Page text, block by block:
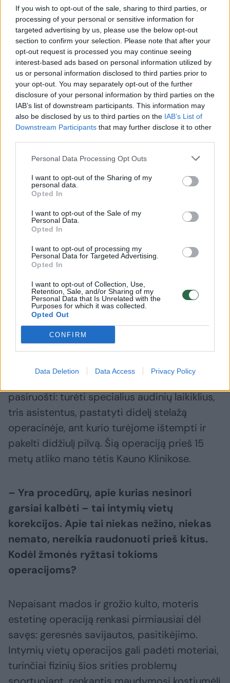
If you wish to opt-out of the sale, sharing to third parties, or
processing of your personal or sensitive information for
targeted advertising by us, please use the below opt-out
section to confirm your selection. Please note that after your
opt-out request is processed you may continue seeing
interest-based ads based on personal information utilized by
us or personal information disclosed to third parties prior to
your opt-out. You may separately opt-out of the further
disclosure of your personal information by third parties on the
IAB’s list of downstream participants. This information may
also be disclosed by us to third parties on the IAB’s List of
Downstream Participants that may further disclose it to other
Personal Data Processing Opt Outs
I want to opt-out of the Sharing of my
personal data.
Opted In
I want to opt-out of the Sale of my
Personal Data.
Opted In
I want to opt-out of processing my
Personal Data for Targeted Advertising.
Opted In
I want to opt-out of Collection, Use,
Retention, Sale, and/or Sharing of my
Personal Data that Is Unrelated with the
Purposes for which it was collected.
Opted Out
CONFIRM
Data Deletion Data Access Privacy Policy
žmogaus kasdienio judėjimo, sporto ir
mitybos įpročių, valingumo, motyvacijos,
amžiaus ir su tuo susijusiu hormonų balanso
pokyčio. Nors paauglė turėtų numesti svorį
keičiant mitybą ar fizinį aktyvumą, svarbu
įvertinti ir jos psichologinę pusiausvyrą, tad
vienareikšmio atsakymo nėra.
Tuo tarpu antrasis variantas yra tipinė
moterų problema, kurioms iš tiesų reikia
pilvo plastikos operacijos, nes perteklinė ir
elastingumą praradusi oda savaime niekur
nedings. Jei oda tik nežymiai paglebusi, tai
galbūt kažkiek galima pagerinti situaciją
sportuojant, bet jei jau darosi klostės, padėti
atliekamos moterims ir pašalinama 2-3 kg
audinių. Visgi pasitaiko, kad
abdominoplastikos operacijos prireikia ir
vyrams. Tikriausiai viena labiausiai įsiminusių
operacijų – tai pilvo plastikos operacija, kurią
atlikome vyrui ir pašalinome per 20 kg
pasiruošti: turėti specialius audinių laikiklius,
tris asistentus, pastatyti didelį stelažą
operacinėje, ant kurio turėjome ištempti ir
pakelti didžiulį pilvą. Šią operaciją prieš 15
metų atliko mano tėtis Kauno Klinikose.
– Yra procedūrų, apie kurias nesinori
garsiai kalbėti – tai intymių vietų
korekcijos. Apie tai niekas nežino, niekas
nemato, nereikia raudonuoti prieš kitus.
Kodėl žmonės ryžtasi tokioms
operacijoms?
Nepaisant mados ir grožio kulto, moteris
estetinę operaciją renkasi pirmiausiai dėl
savęs: geresnės savijautos, pasitikėjimo.
Intymių vietų operacijos gali padėti moteriai,
turinčiai fizinių šios srities problemų